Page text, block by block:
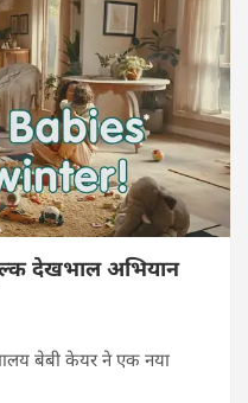
देखभाल अभियान
बेबी केयर ने एक नया